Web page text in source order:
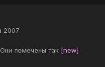
2007
помечены так [new]